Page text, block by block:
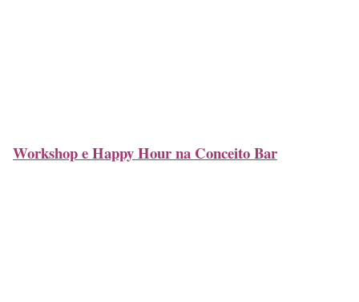
Workshop e Happy Hour na Conceito Bar